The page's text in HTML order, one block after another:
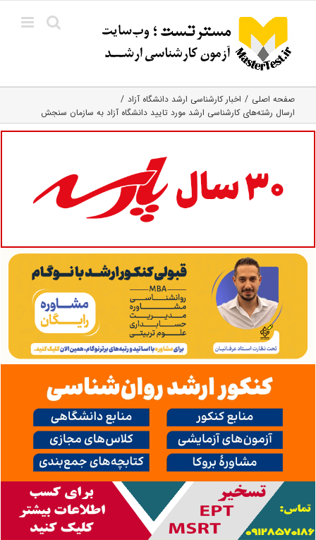
content
صفحه اصلی
اخبار کارشناسی ارشد دانشگاه آزاد
ارسال رشته‌های کارشناسی ارشد مورد تایید دانشگاه آزاد به سازمان سنجش